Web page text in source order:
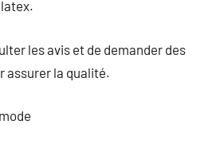
les avis et de demander des
assurer la qualité.